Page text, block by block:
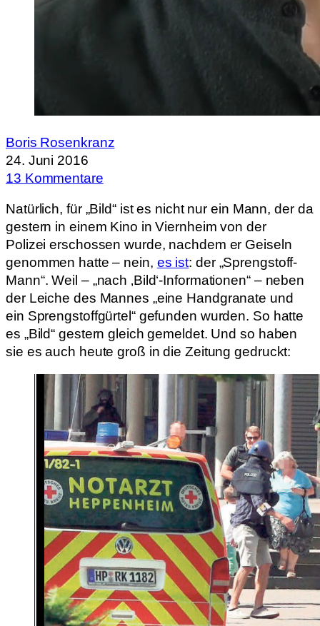
Boris Rosenkranz
24. Juni 2016
13 Kommentare
Natürlich, für „Bild“ ist es nicht nur ein Mann, der da
gestern in einem Kino in Viernheim von der
Polizei erschossen wurde, nachdem er Geiseln
genommen hatte – nein, es ist: der „Sprengstoff-
Mann“. Weil – „nach ‚Bild‘-Informationen“ – neben
der Leiche des Mannes „eine Handgranate und
ein Sprengstoffgürtel“ gefunden wurden. So hatte
es „Bild“ gestern gleich gemeldet. Und so haben
sie es auch heute groß in die Zeitung gedruckt: